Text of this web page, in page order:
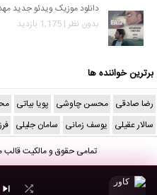
دانلود موزیک ویدئو جدید
بدون نظر | 1,175 بازدید
برترین خواننده ها
رضا صادقی محسن چاوشی پویا بیاتی
سالار عقیلی یوسف زمانی سامان جلیلی
تمامی حقوق و مالکیت قالب